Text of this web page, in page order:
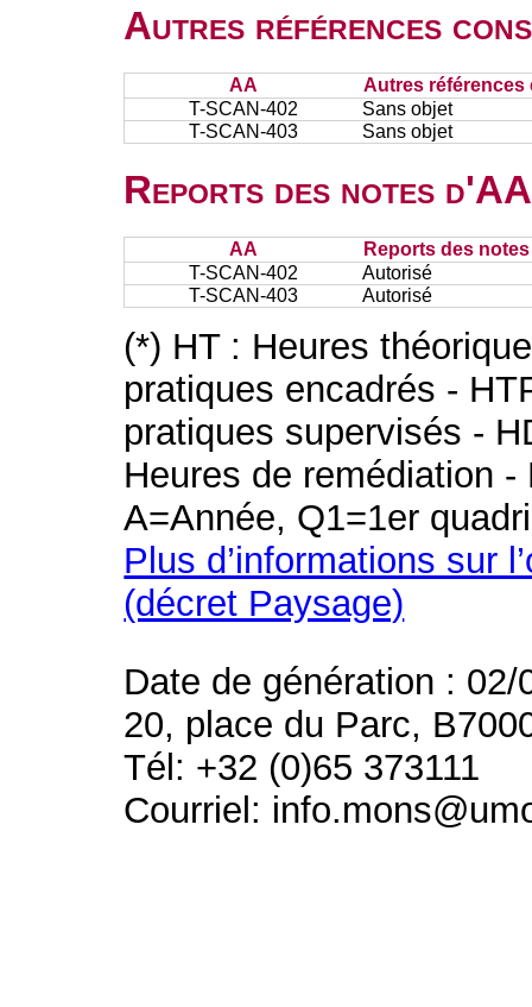
Autres références
AA
Autres références
T-SCAN-402
Sans objet
T-SCAN-403
Sans objet
Reports des notes
AA
Reports des
T-SCAN-402
Autorisé
T-SCAN-403
Autorisé
(*) HT : Heures
pratiques encadrés -
pratiques supervisés -
Heures de remédiation
A=Année, Q1=1er
Plus d’informations sur
(décret Paysage)
Date de génération : 02/
20, place du Parc,
Tél: +32 (0)65 373111
Courriel: